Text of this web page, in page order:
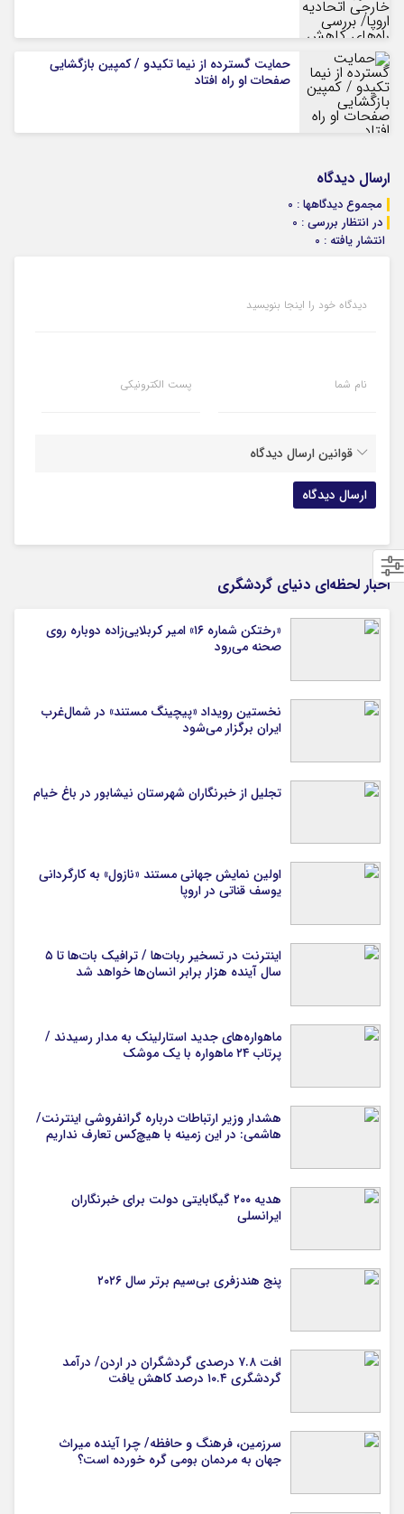
حمایت گسترده از نیما تکیدو / کمپین بازگشایی
صفحات او راه افتاد
ارسال دیدگاه
مجموع دیدگاهها : 0
در انتظار بررسی : 0
انتشار یافته : 0
دیدگاه خود را اینجا بنویسید
نام شما پست الکترونیکی
قوانین ارسال دیدگاه
اخبار لحظه‌ای دنیای گردشگری
«رختکن شماره ۱۶» امیر کربلایی‌زاده دوباره روی
صحنه می‌رود
نخستین رویداد «پیچینگ مستند» در شمال‌غرب
ایران برگزار می‌شود
تجلیل از خبرنگاران شهرستان نیشابور در باغ خیام
اولین نمایش جهانی مستند «نازول» به کارگردانی
یوسف قناتی در اروپا
اینترنت در تسخیر ربات‌ها / ترافیک بات‌ها تا ۵
سال آینده هزار برابر انسان‌ها خواهد شد
ماهواره‌های جدید استارلینک به مدار رسیدند /
پرتاب ۲۴ ماهواره با یک موشک
هشدار وزیر ارتباطات درباره گرانفروشی اینترنت/
هاشمی: در این زمینه با هیچ‌کس تعارف نداریم
هدیه ۲۰۰ گیگابایتی دولت برای خبرنگاران
ایرانسلی
پنج هندزفری بی‌سیم برتر سال ۲۰۲۶
افت ۷.۸ درصدی گردشگران در اردن/ درآمد
گردشگری ۱۰.۴ درصد کاهش یافت
سرزمین، فرهنگ و حافظه/ چرا آینده میراث
جهان به مردمان بومی گره خورده است؟